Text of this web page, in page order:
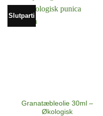
Slutparti
Granatæbleolie 30ml –
Økologisk